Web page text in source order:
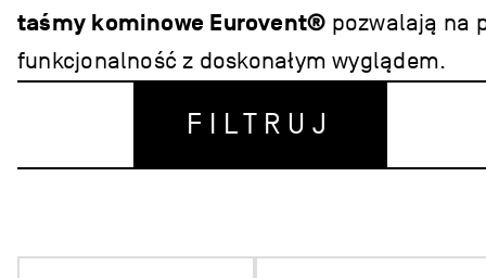
taśmy kominowe Eurovent® pozwalają na
funkcjonalność z doskonałym wyglądem.
FILTRUJ